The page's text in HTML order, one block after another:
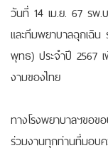
วันที่ 14 เม.ย. 67 รพ.
และทีมพยาบาลฉุกเฉิ
พุทธ) ประจำปี 2567
งามของไทย
ทางโรงพยาบาลฯขอ
ร่วมงานทุกท่านที่มอบค